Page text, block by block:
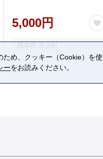
5,000円
め、クッキー（Cookie）を
ーをお読みください。